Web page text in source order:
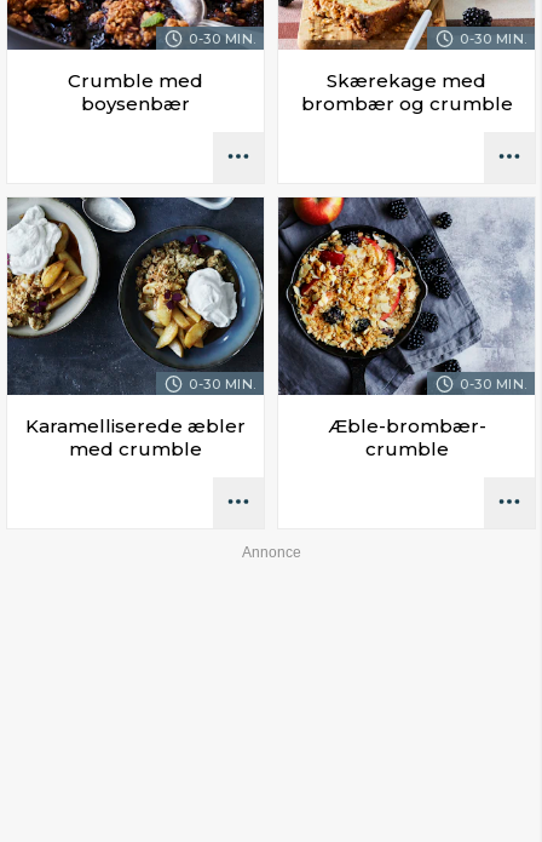
0-30 MIN.
Crumble med
boysenbær
0-30 MIN.
Skærekage med
brombær og crumble
0-30 MIN.
Karamelliserede æbler
med crumble
0-30 MIN.
Æble-brombær-
crumble